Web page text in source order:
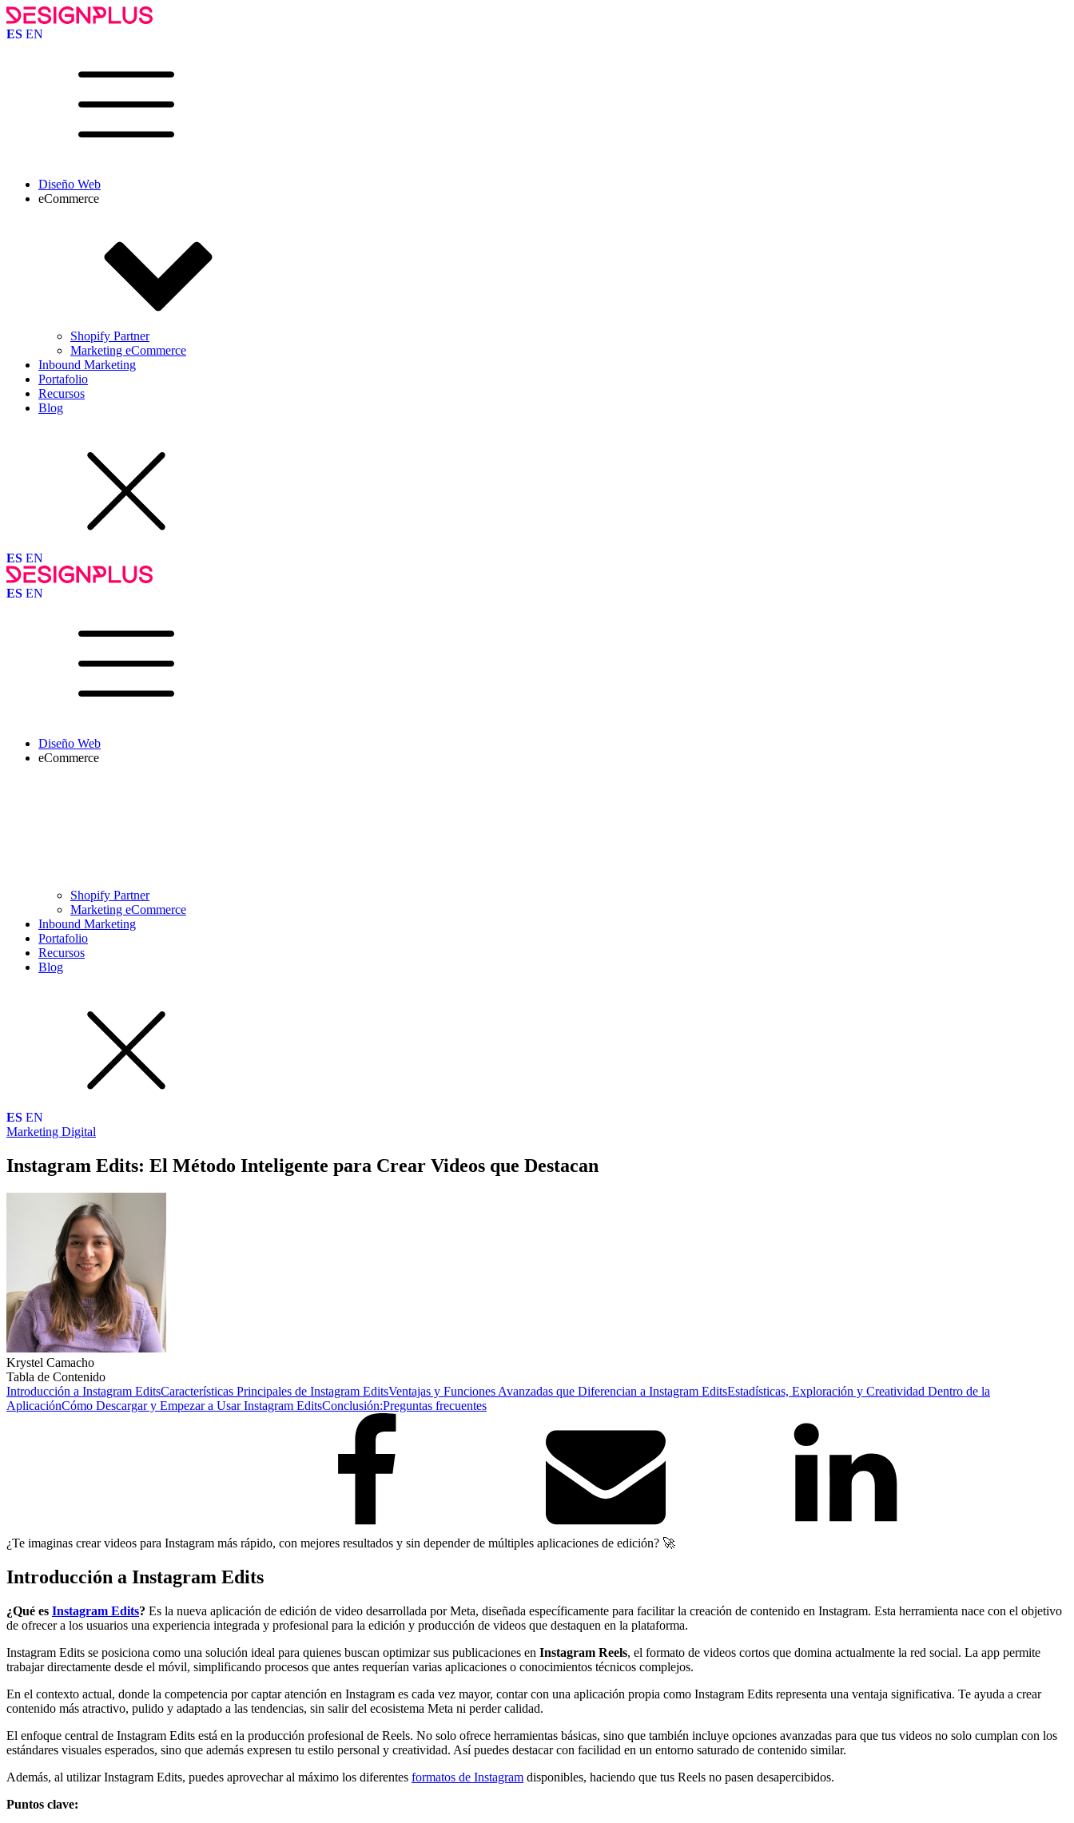
ES EN
Diseño Web
eCommerce
Shopify Partner
Marketing eCommerce
Inbound Marketing
Portafolio
Recursos
Blog
ES EN
ES EN
Diseño Web
eCommerce
Shopify Partner
Marketing eCommerce
Inbound Marketing
Portafolio
Recursos
Blog
ES EN
Marketing Digital
Instagram Edits: El Método Inteligente para Crear Videos que Destacan
Krystel Camacho
Tabla de Contenido
Introducción a Instagram EditsCaracterísticas Principales de Instagram EditsVentajas y Funciones Avanzadas que Diferencian a Instagram EditsEstadísticas, Exploración y Creatividad Dentro de la
AplicaciónCómo Descargar y Empezar a Usar Instagram EditsConclusión:Preguntas frecuentes
¿Te imaginas crear videos para Instagram más rápido, con mejores resultados y sin depender de múltiples aplicaciones de edición? 🚀
Introducción a Instagram Edits
¿Qué es Instagram Edits? Es la nueva aplicación de edición de video desarrollada por Meta, diseñada específicamente para facilitar la creación de contenido en Instagram. Esta herramienta nace con el objetivo
de ofrecer a los usuarios una experiencia integrada y profesional para la edición y producción de videos que destaquen en la plataforma.
Instagram Edits se posiciona como una solución ideal para quienes buscan optimizar sus publicaciones en Instagram Reels, el formato de videos cortos que domina actualmente la red social. La app permite
trabajar directamente desde el móvil, simplificando procesos que antes requerían varias aplicaciones o conocimientos técnicos complejos.
En el contexto actual, donde la competencia por captar atención en Instagram es cada vez mayor, contar con una aplicación propia como Instagram Edits representa una ventaja significativa. Te ayuda a crear
contenido más atractivo, pulido y adaptado a las tendencias, sin salir del ecosistema Meta ni perder calidad.
El enfoque central de Instagram Edits está en la producción profesional de Reels. No solo ofrece herramientas básicas, sino que también incluye opciones avanzadas para que tus videos no solo cumplan con los
estándares visuales esperados, sino que además expresen tu estilo personal y creatividad. Así puedes destacar con facilidad en un entorno saturado de contenido similar.
Además, al utilizar Instagram Edits, puedes aprovechar al máximo los diferentes formatos de Instagram disponibles, haciendo que tus Reels no pasen desapercibidos.
Puntos clave: